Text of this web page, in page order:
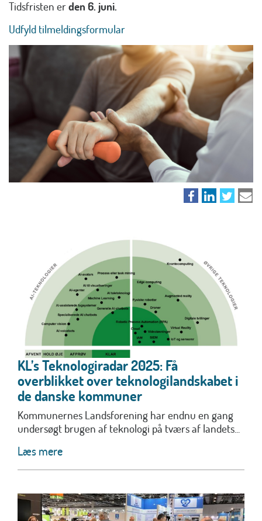
Tidsfristen erden 6. juni.
Udfyld tilmeldingsformular
KL’s Teknologiradar 2025: Få
overblikket over teknologilandskabet i
de danske kommuner
Kommunernes Landsforening har endnu en gang
undersøgt brugen af teknologi på tværs af landets...
Læs mere